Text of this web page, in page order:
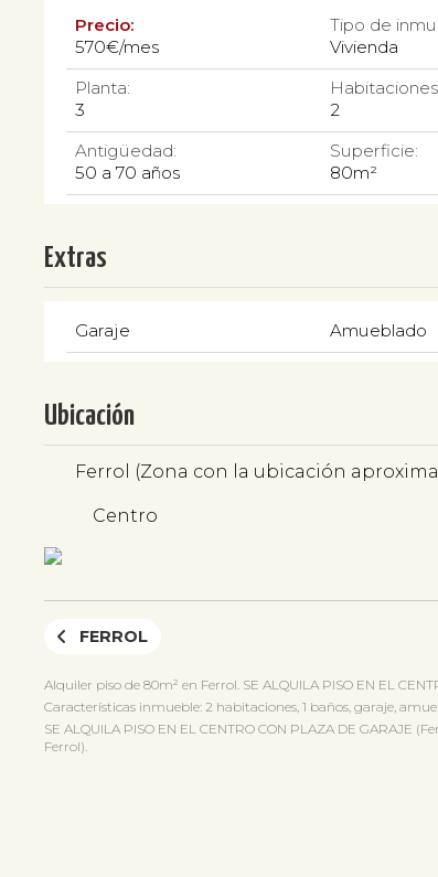
Precio:
570€/mes
Tipo de
Vivienda
Planta:
3
2
Antigüedad:
50 a 70 años
Superficie:
80m²
Extras
Garaje Amueblado
Ubicación
Ferrol (Zona con la ubicación
Centro
FERROL
Alquiler piso de 80m² en Ferrol. SE ALQUILA PISO EN EL
Características inmueble: 2 habitaciones, 1 baños, garaje,
SE ALQUILA PISO EN EL CENTRO CON PLAZA DE
Ferrol).